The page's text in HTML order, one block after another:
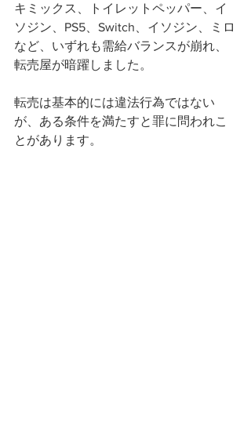
キミックス、トイレットペッパー、イ
ソジン、PS5、Switch、イソジン、ミロ
など、いずれも需給バランスが崩れ、
転売屋が暗躍しました。
転売は基本的には違法行為ではない
が、ある条件を満たすと罪に問われこ
とがあります。